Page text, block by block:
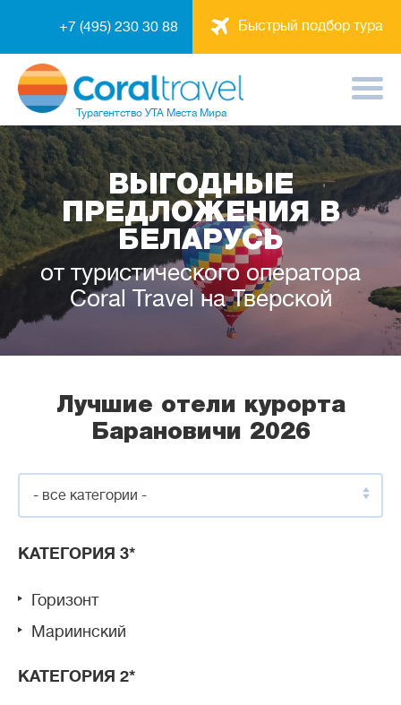
Быстрый подбор тура
+7 (495) 230 30 88
Турагентство УТА Места Мира
ВЫГОДНЫЕ
ПРЕДЛОЖЕНИЯ В
БЕЛАРУСЬ
от туристического оператора
Coral Travel на Тверской
Лучшие отели курорта
Барановичи 2026
- все категории -
КАТЕГОРИЯ 3*
Горизонт
Мариинский
КАТЕГОРИЯ 2*